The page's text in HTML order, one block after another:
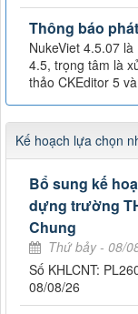
Thông báo
NukeViet 4.5.07
4.5, trọng tâm là
thảo CKEditor 5
Kế hoạch lựa chọn
Bổ sung kế
dựng trường
Chung
Thứ bảy - 08/
Số KHLCNT:
08/08/26